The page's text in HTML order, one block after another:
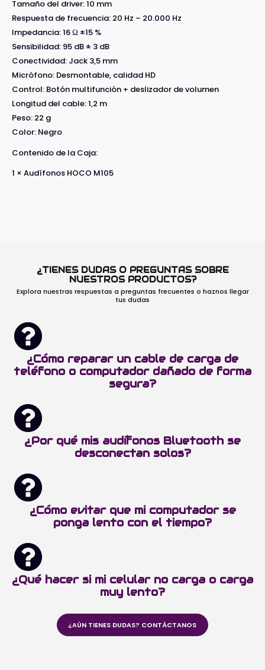
Tamaño del driver: 10 mm
Respuesta de frecuencia: 20 Hz – 20.000 Hz
Impedancia: 16 Ω ±15 %
Sensibilidad: 95 dB ± 3 dB
Conectividad: Jack 3,5 mm
Micrófono: Desmontable, calidad HD
Control: Botón multifunción + deslizador de volumen
Longitud del cable: 1,2 m
Peso: 22 g
Color: Negro
Contenido de la Caja:
1 × Audífonos HOCO M105
¿TIENES DUDAS O PREGUNTAS SOBRE
NUESTROS PRODUCTOS?
Explora nuestras respuestas a preguntas frecuentes o haznos llegar
tus dudas
¿Cómo reparar un cable de carga de
teléfono o computador dañado de forma
segura?
¿Por qué mis audífonos Bluetooth se
desconectan solos?
¿Cómo evitar que mi computador se
ponga lento con el tiempo?
¿Qué hacer si mi celular no carga o carga
muy lento?
¿AÚN TIENES DUDAS? CONTÁCTANOS